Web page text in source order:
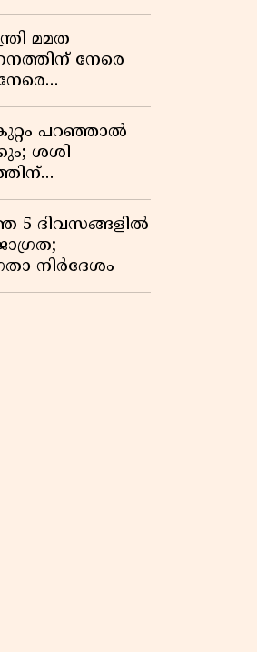
മമത
നേരെ
പറഞ്ഞാൽ
ശശി
5 ദിവസങ്ങളിൽ
നിർദേശം